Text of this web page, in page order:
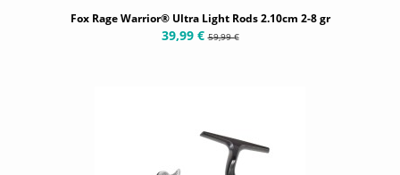
Fox Rage Warrior® Ultra Light Rods 2.10cm 2-8 gr
39,99 €59,99 €